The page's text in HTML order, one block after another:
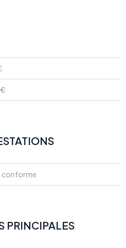
conforme
PRINCIPALES